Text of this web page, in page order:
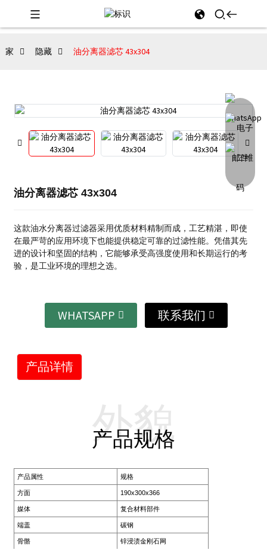
家 隐藏 油分离器滤芯 43x304
油分离器滤芯 43x304
这款油水分离器过滤器采用优质材料精制而成，工艺精湛，即使
在最严苛的应用环境下也能提供稳定可靠的过滤性能。凭借其先
进的设计和坚固的结构，它能够承受高强度使用和长期运行的考
验，是工业环境的理想之选。
WHATSAPP 联系我们
产品详情
产品规格
外貌
产品属性 规格
方面 190x300x366
媒体 复合材料部件
端盖 碳钢
骨骼 锌浸渍金刚石网